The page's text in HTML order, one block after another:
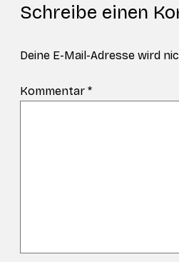
Schreibe einen
Deine E-Mail-Adresse wird
Kommentar *